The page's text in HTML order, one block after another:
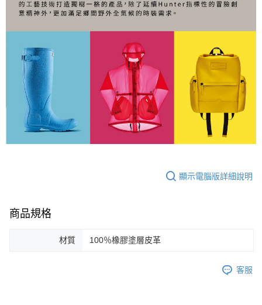
顯示電腦版詳細說明
商品規格
材質 100％橡膠塗層皮革
客服